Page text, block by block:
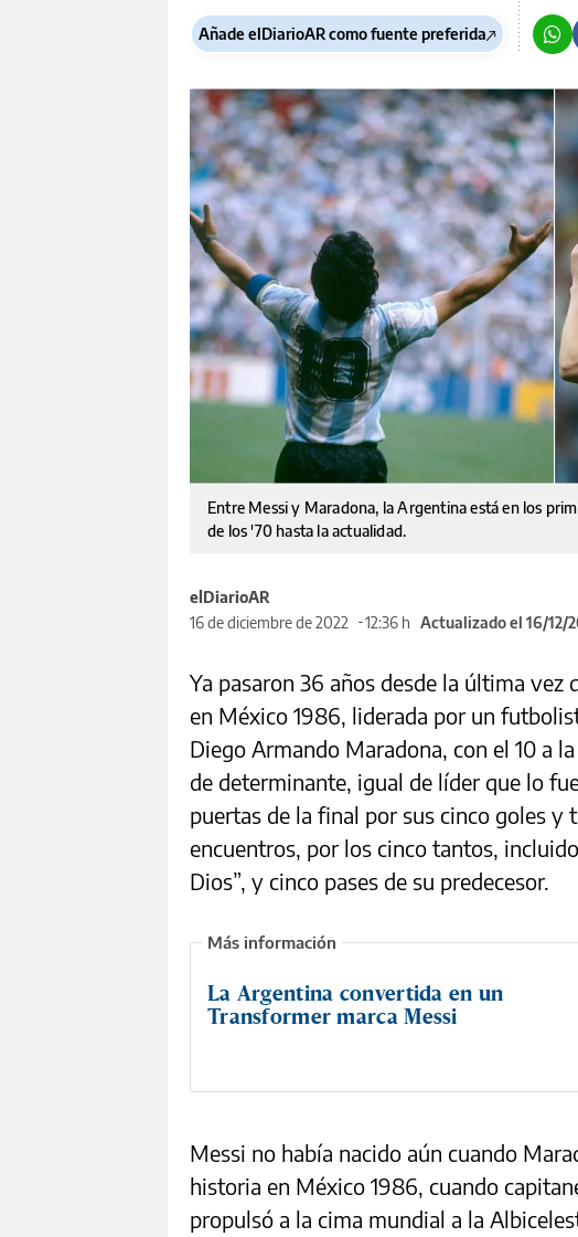
Añade elDiarioAR como fuente preferida
Entre Messi y Maradona, la Argentina está en los
de los '70 hasta la actualidad.
elDiarioAR
16 de diciembre de 2022
12:36 h Actualizado el 16/12/
Ya pasaron 36 años desde la última
en México 1986, liderada por un
Diego Armando Maradona, con el 10 a
de determinante, igual de líder que lo
puertas de la final por sus cinco goles y
encuentros, por los cinco tantos,
Dios”, y cinco pases de su predecesor.
La Argentina convertida en un
Transformer marca Messi
Messi no había nacido aún cuando
historia en México 1986, cuando
propulsó a la cima mundial a la